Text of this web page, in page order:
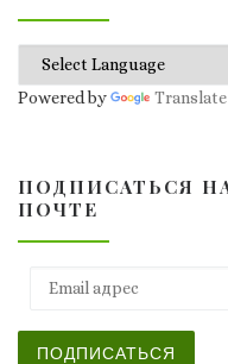
Powered by Translate
ПОДПИСАТЬСЯ
ПОЧТЕ
ПОДПИСАТЬСЯ